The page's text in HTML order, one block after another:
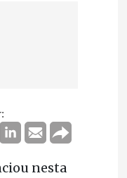
nesta